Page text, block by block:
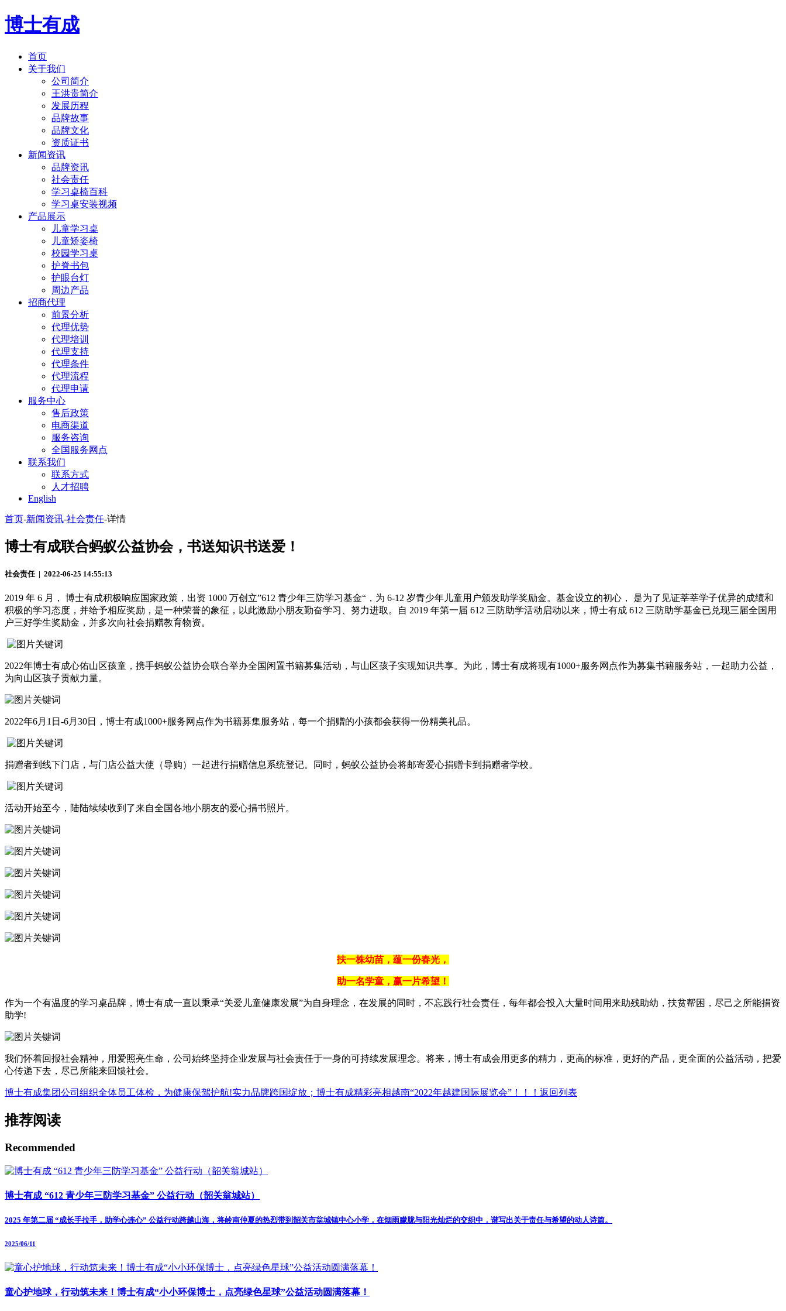
博士有成
首页
关于我们
公司简介
王洪贵简介
发展历程
品牌故事
品牌文化
资质证书
新闻资讯
品牌资讯
社会责任
学习桌椅百科
学习桌安装视频
产品展示
儿童学习桌
儿童矫姿椅
校园学习桌
护脊书包
护眼台灯
周边产品
招商代理
前景分析
代理优势
代理培训
代理支持
代理条件
代理流程
代理申请
服务中心
售后政策
电商渠道
服务咨询
全国服务网点
联系我们
联系方式
人才招聘
English
首页-新闻资讯-社会责任-详情
博士有成联合蚂蚁公益协会，书送知识书送爱！
社会责任 | 2022-06-25 14:55:13
2019 年 6 月， 博士有成积极响应国家政策，出资 1000 万创立”612 青少年三防学习基金“，为 6-12 岁青少年儿童用户颁发助学奖励金。基金设立的初心， 是为了见证莘莘学子优异的成绩和
积极的学习态度，并给予相应奖励，是一种荣誉的象征，以此激励小朋友勤奋学习、努力进取。自 2019 年第一届 612 三防助学活动启动以来，博士有成 612 三防助学基金已兑现三届全国用
户三好学生奖励金，并多次向社会捐赠教育物资。
2022年博士有成心佑山区孩童，携手蚂蚁公益协会联合举办全国闲置书籍募集活动，与山区孩子实现知识共享。为此，博士有成将现有1000+服务网点作为募集书籍服务站，一起助力公益，
为向山区孩子贡献力量。
2022年6月1日-6月30日，博士有成1000+服务网点作为书籍募集服务站，每一个捐赠的小孩都会获得一份精美礼品。
捐赠者到线下门店，与门店公益大使（导购）一起进行捐赠信息系统登记。同时，蚂蚁公益协会将邮寄爱心捐赠卡到捐赠者学校。
活动开始至今，陆陆续续收到了来自全国各地小朋友的爱心捐书照片。
扶一株幼苗，蕴一份春光，
助一名学童，赢一片希望！
作为一个有温度的学习桌品牌，博士有成一直以秉承“关爱儿童健康发展”为自身理念，在发展的同时，不忘践行社会责任，每年都会投入大量时间用来助残助幼，扶贫帮困，尽己之所能捐资
助学!
我们怀着回报社会精神，用爱照亮生命，公司始终坚持企业发展与社会责任于一身的可持续发展理念。将来，博士有成会用更多的精力，更高的标准，更好的产品，更全面的公益活动，把爱
心传递下去，尽己所能来回馈社会。
博士有成集团公司组织全体员工体检，为健康保驾护航!实力品牌跨国绽放；博士有成精彩亮相越南“2022年越建国际展览会”！！！ 返回列表
推荐阅读
Recommended
博士有成 “612 青少年三防学习基金” 公益行动（韶关翁城站）
2025 年第二届 “成长手拉手，助学心连心” 公益行动跨越山海，将岭南仲夏的热烈带到韶关市翁城镇中心小学，在烟雨朦胧与阳光灿烂的交织中，谱写出关于责任与希望的动人诗篇。
2025/06/11
童心护地球，行动筑未来！博士有成“小小环保博士，点亮绿色星球”公益活动圆满落幕！